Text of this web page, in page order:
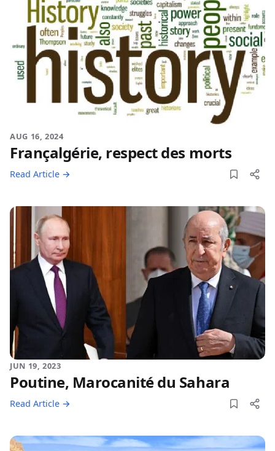
AUG 16, 2024
Françalgérie, respect des morts
Read Article →
JUN 19, 2023
Poutine, Marocanité du Sahara
Read Article →